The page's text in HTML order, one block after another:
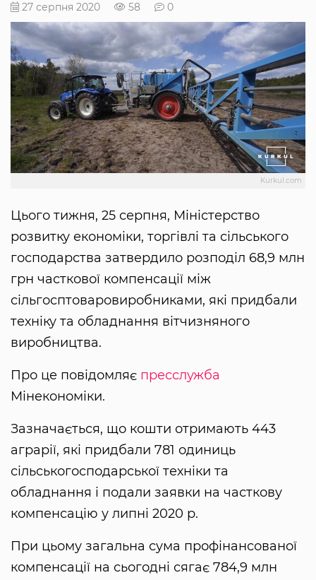
27 серпня 2020 58 0
Kurkul.com
Цього тижня, 25 серпня, Міністерство
розвитку економіки, торгівлі та сільського
господарства затвердило розподіл 68,9 млн
грн часткової компенсації між
сільгосптоваровиробниками, які придбали
техніку та обладнання вітчизняного
виробництва.
Про це повідомляє пресслужба
Мінекономіки.
Зазначається, що кошти отримають 443
аграрії, які придбали 781 одиниць
сільськогосподарської техніки та
обладнання і подали заявки на часткову
компенсацію у липні 2020 р.
При цьому загальна сума профінансованої
компенсації на сьогодні сягає 784,9 млн